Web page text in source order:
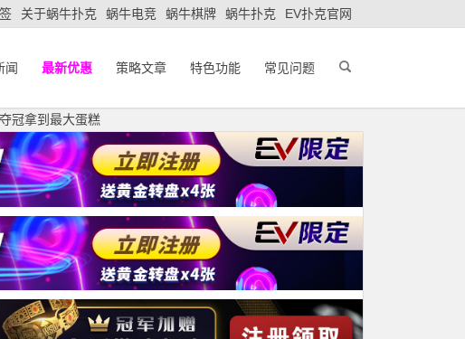
关于蜗牛扑克 蜗牛电竞 蜗牛棋牌 蜗牛扑克 EV扑克官网
闻 最新优惠 策略文章 特色功能 常见问题
冠拿到最大蛋糕